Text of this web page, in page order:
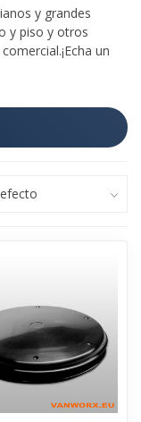
y grandes
y piso y otros
un